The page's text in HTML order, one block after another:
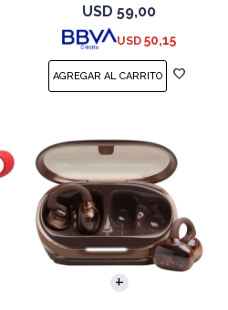
USD 59,00
USD 50,15